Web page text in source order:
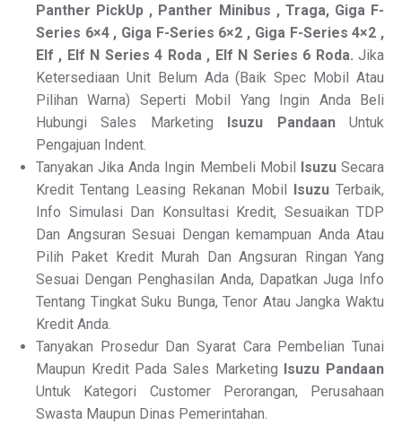
Panther PickUp , Panther Minibus , Traga, Giga F-
Series 6×4 , Giga F-Series 6×2 , Giga F-Series 4×2 ,
Elf , Elf N Series 4 Roda , Elf N Series 6 Roda. Jika
Ketersediaan Unit Belum Ada (Baik Spec Mobil Atau
Pilihan Warna) Seperti Mobil Yang Ingin Anda Beli
Hubungi Sales Marketing Isuzu PandaanUntuk
Pengajuan Indent.
Tanyakan Jika Anda Ingin Membeli Mobil IsuzuSecara
Kredit Tentang Leasing Rekanan Mobil Isuzu Terbaik,
Info Simulasi Dan Konsultasi Kredit, Sesuaikan TDP
Dan Angsuran Sesuai Dengan kemampuan Anda Atau
Pilih Paket Kredit Murah Dan Angsuran Ringan Yang
Sesuai Dengan Penghasilan Anda, Dapatkan Juga Info
Tentang Tingkat Suku Bunga, Tenor Atau Jangka Waktu
Kredit Anda.
Tanyakan Prosedur Dan Syarat Cara Pembelian Tunai
Maupun Kredit Pada Sales Marketing Isuzu Pandaan
Untuk Kategori Customer Perorangan, Perusahaan
Swasta Maupun Dinas Pemerintahan.